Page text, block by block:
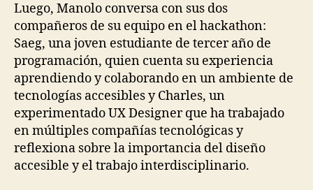
Luego, Manolo conversa con sus dos
compañeros de su equipo en el hackathon:
Saeg, una joven estudiante de tercer año de
programación, quien cuenta su experiencia
aprendiendo y colaborando en un ambiente de
tecnologías accesibles y Charles, un
experimentado UX Designer que ha trabajado
en múltiples compañías tecnológicas y
reflexiona sobre la importancia del diseño
accesible y el trabajo interdisciplinario.